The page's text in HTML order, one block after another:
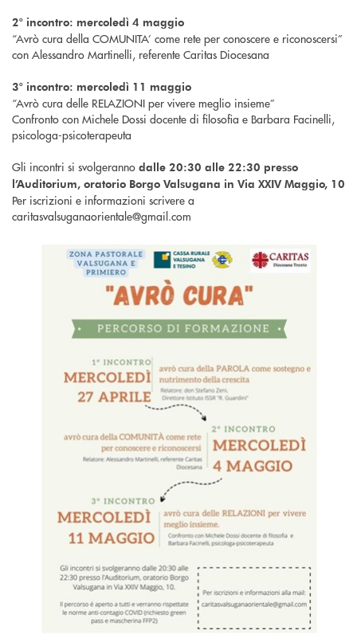
2° incontro: mercoledì 4 maggio
“Avrò cura della COMUNITA’ come rete per conoscere e riconoscersi”
con Alessandro Martinelli, referente Caritas Diocesana
3° incontro: mercoledì 11 maggio
“Avrò cura delle RELAZIONI per vivere meglio insieme”
Confronto con Michele Dossi docente di filosofia e Barbara Facinelli,
psicologa-psicoterapeuta
Gli incontri si svolgeranno dalle 20:30 alle 22:30 presso
l’Auditorium, oratorio Borgo Valsugana in Via XXIV Maggio, 10
Per iscrizioni e informazioni scrivere a
caritasvalsuganaorientale@gmail.com